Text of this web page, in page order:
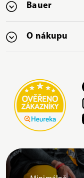
Bauer
O nákupu